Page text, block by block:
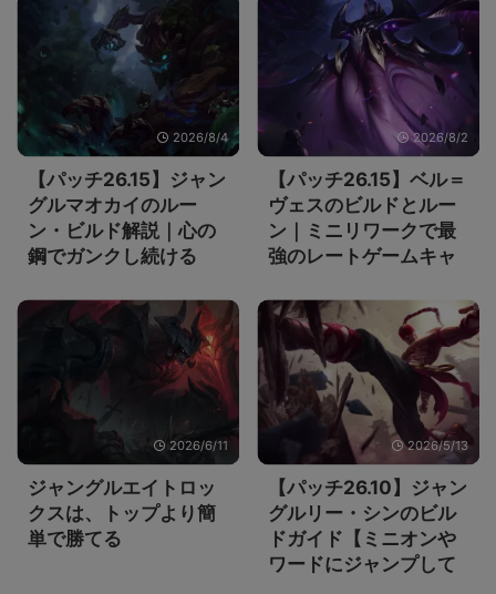
2026/8/4
【パッチ26.15】ジャン
グルマオカイのルー
ン・ビルド解説｜心の
鋼でガンクし続ける
2026/8/2
【パッチ26.15】ベル＝
ヴェスのビルドとルー
ン｜ミニリワークで最
強のレートゲームキャ
2026/6/11
ジャングルエイトロッ
クスは、トップより簡
単で勝てる
2026/5/13
【パッチ26.10】ジャン
グルリー・シンのビル
ドガイド【ミニオンや
ワードにジャンプして